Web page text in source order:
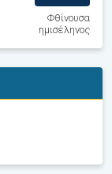
Φθίνουσα
ημισέληνος